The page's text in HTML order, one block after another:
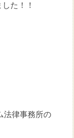
た！！
法律事務所の